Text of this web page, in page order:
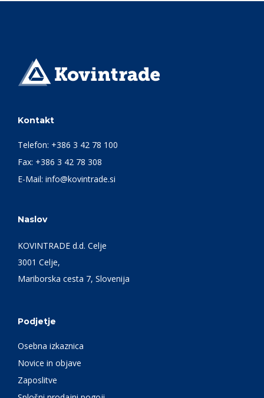
Kontakt
Telefon: +386 3 42 78 100
Fax: +386 3 42 78 308
E-Mail: info@kovintrade.si
Naslov
KOVINTRADE d.d. Celje
3001 Celje,
Mariborska cesta 7, Slovenija
Podjetje
Osebna izkaznica
Novice in objave
Zaposlitve